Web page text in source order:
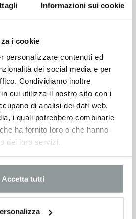
Informazioni sui cookie
i cookie
personalizzare contenuti ed
dei social media e per
Condividiamo inoltre
cui utilizza il nostro sito con i
di analisi dei dati web,
i quali potrebbero combinarle
ha fornito loro o che hanno
dei loro servizi.
Accetta tutti
SCHEDA